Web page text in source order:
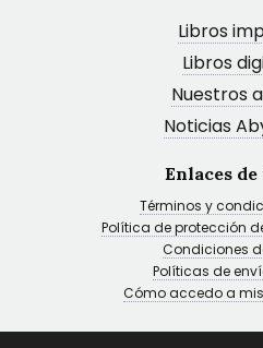
Libros
Libros
Nuestros
Noticias
Enlaces
Términos y
Política de protección
Condiciones
Políticas de
Cómo accedo a